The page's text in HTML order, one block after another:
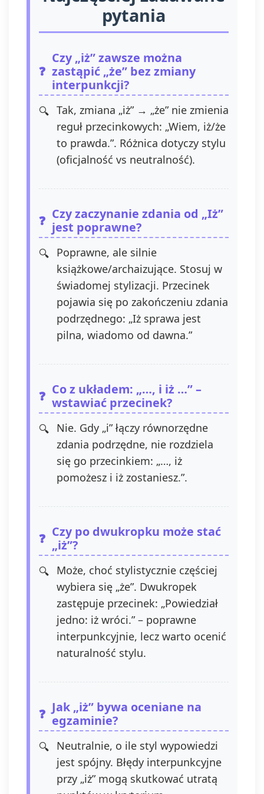
przetwarzania, którego dokonano na
podstawie zgody przed jej
wycofaniem. Wycofanie zgody jest
Administratorem na adres e-mail:
admin@dyktanda.pl
lub naciśniecie
przycisku "wypisz się" znajdującego
się w wiadomościach e-mail od nas.
pytania
Czy „iż” zawsze można
zastąpić „że” bez zmiany
interpunkcji?
Tak, zmiana „iż” → „że” nie zmienia
reguł przecinkowych: „Wiem, iż/że
to prawda.”. Różnica dotyczy stylu
(oficjalność vs neutralność).
Czy zaczynanie zdania od „Iż”
jest poprawne?
Poprawne, ale silnie
książkowe/archaizujące. Stosuj w
świadomej stylizacji. Przecinek
pojawia się po zakończeniu zdania
podrzędnego: „Iż sprawa jest
pilna, wiadomo od dawna.”
Co z układem: „…, i iż …” –
wstawiać przecinek?
Nie. Gdy „i” łączy równorzędne
zdania podrzędne, nie rozdziela
się go przecinkiem: „…, iż
pomożesz i iż zostaniesz.”.
Czy po dwukropku może stać
„iż”?
Może, choć stylistycznie częściej
wybiera się „że”. Dwukropek
zastępuje przecinek: „Powiedział
jedno: iż wróci.” – poprawne
interpunkcyjnie, lecz warto ocenić
naturalność stylu.
Jak „iż” bywa oceniane na
egzaminie?
Neutralnie, o ile styl wypowiedzi
jest spójny. Błędy interpunkcyjne
przy „iż” mogą skutkować utratą